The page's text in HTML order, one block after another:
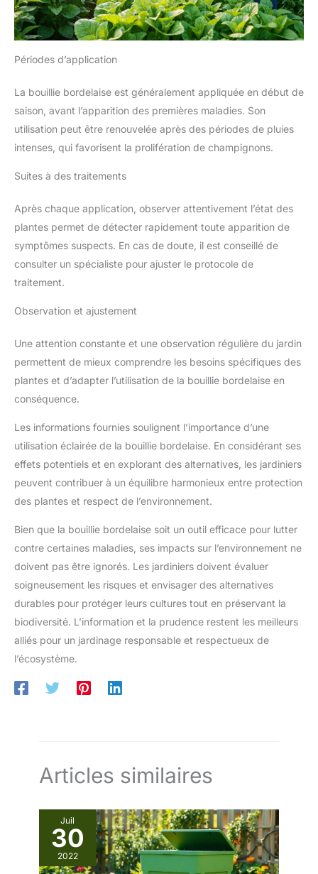
Périodes d’application
La bouillie bordelaise est généralement appliquée en début de
saison, avant l’apparition des premières maladies. Son
utilisation peut être renouvelée après des périodes de pluies
intenses, qui favorisent la prolifération de champignons.
Suites à des traitements
Après chaque application, observer attentivement l’état des
plantes permet de détecter rapidement toute apparition de
symptômes suspects. En cas de doute, il est conseillé de
consulter un spécialiste pour ajuster le protocole de
traitement.
Observation et ajustement
Une attention constante et une observation régulière du jardin
permettent de mieux comprendre les besoins spécifiques des
plantes et d’adapter l’utilisation de la bouillie bordelaise en
conséquence.
Les informations fournies soulignent l’importance d’une
utilisation éclairée de la bouillie bordelaise. En considérant ses
effets potentiels et en explorant des alternatives, les jardiniers
peuvent contribuer à un équilibre harmonieux entre protection
des plantes et respect de l’environnement.
Bien que la bouillie bordelaise soit un outil efficace pour lutter
contre certaines maladies, ses impacts sur l’environnement ne
doivent pas être ignorés. Les jardiniers doivent évaluer
soigneusement les risques et envisager des alternatives
durables pour protéger leurs cultures tout en préservant la
biodiversité. L’information et la prudence restent les meilleurs
alliés pour un jardinage responsable et respectueux de
l’écosystème.
Articles similaires
Juil
30
2022